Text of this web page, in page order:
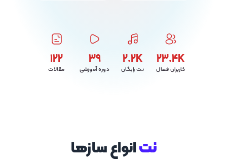
23.4K
کاربران فعال
2.2K
نت رایگان
39
دوره آموزشی
122
مقالات
نتانواع‌ سازها‌